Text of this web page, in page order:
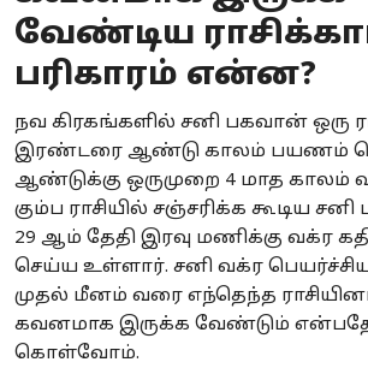
Business
Crime
Tamilnadu
National
World
Astrology
Spirituality
வேண்டிய
பரிகாரம் என்ன?
நவ கிரகங்களில் சனி பகவான் ஒரு
இரண்டரை ஆண்டு காலம் பயணம்
ஆண்டுக்கு ஒருமுறை 4 மாத காலம்
கும்ப ராசியில் சஞ்சரிக்க கூடிய
29 ஆம் தேதி இரவு மணிக்கு வக்ர
செய்ய உள்ளார். சனி வக்ர
முதல் மீனம் வரை எந்தெந்த
கவனமாக இருக்க வேண்டும் என்பதே
கொள்வோம்.